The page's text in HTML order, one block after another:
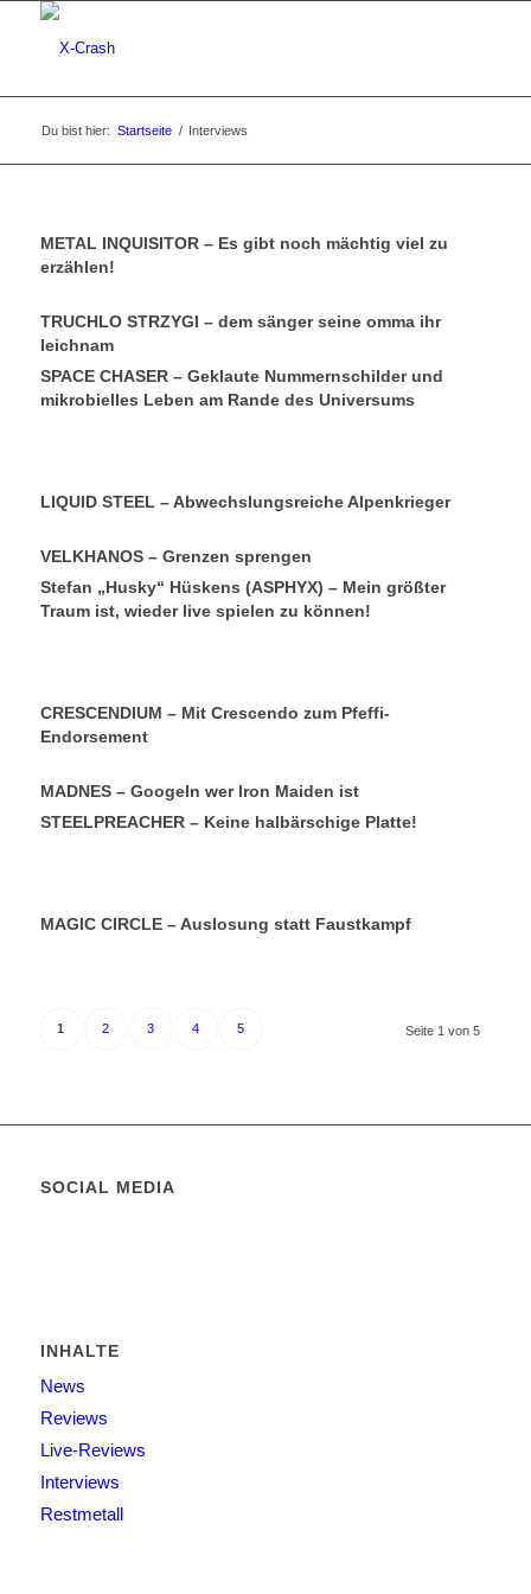
Du bist hier: Startseite / Interviews
METAL INQUISITOR – Es gibt noch mächtig viel zu
erzählen!
TRUCHLO STRZYGI – dem sänger seine omma ihr
leichnam
SPACE CHASER – Geklaute Nummernschilder und
mikrobielles Leben am Rande des Universums
LIQUID STEEL – Abwechslungsreiche Alpenkrieger
VELKHANOS – Grenzen sprengen
Stefan „Husky“ Hüskens (ASPHYX) – Mein größter
Traum ist, wieder live spielen zu können!
CRESCENDIUM – Mit Crescendo zum Pfeffi-
Endorsement
MADNES – Googeln wer Iron Maiden ist
STEELPREACHER – Keine halbärschige Platte!
MAGIC CIRCLE – Auslosung statt Faustkampf
Seite 1 von 5
1 2 3 4 5
SOCIAL MEDIA
INHALTE
News
Reviews
Live-Reviews
Interviews
Restmetall